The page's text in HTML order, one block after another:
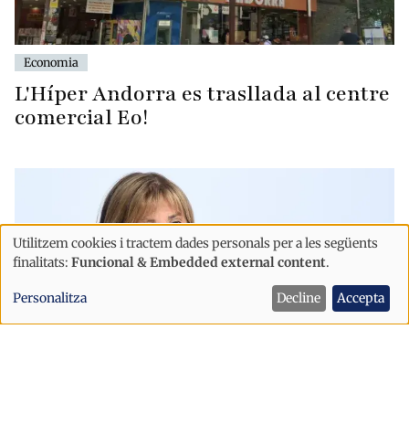
Economia
L'Híper Andorra es trasllada al centre
comercial Eo!
Ús
de
dades
Utilitzem cookies i tractem dades personals per a les següents
finalitats: Funcional & Embedded external content.
Personalitza Decline Accepta